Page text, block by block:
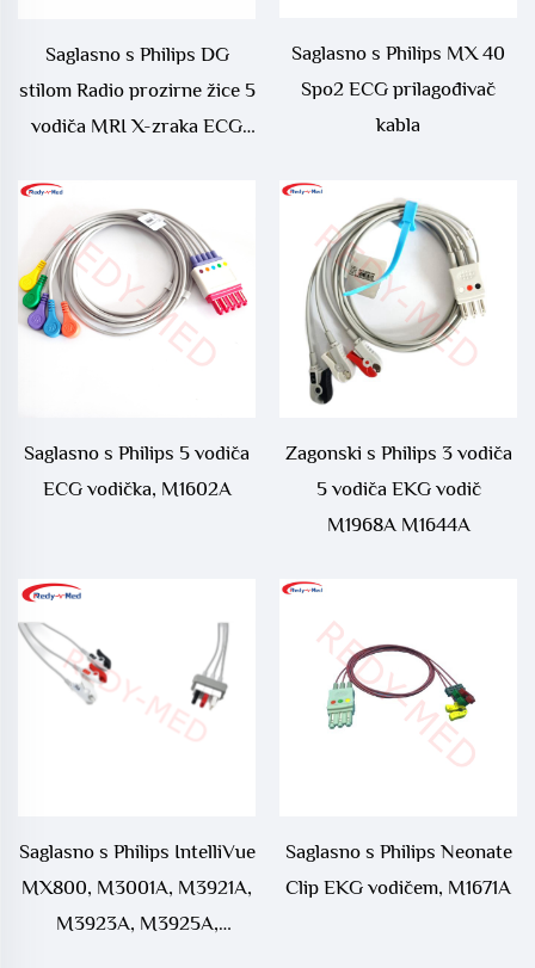
Saglasno s Philips DG
stilom Radio prozirne žice 5
vodiča MRI X-zraka ECG
Saglasno s Philips MX 40
Spo2 ECG prilagođivač
kabla
Saglasno s Philips 5 vodiča
ECG vodička, M1602A
Zagonski s Philips 3 vodiča
5 vodiča EKG vodič
M1968A M1644A
Saglasno s Philips IntelliVue
MX800, M3001A, M3921A,
M3923A, M3925A,
Saglasno s Philips Neonate
Clip EKG vodičem, M1671A